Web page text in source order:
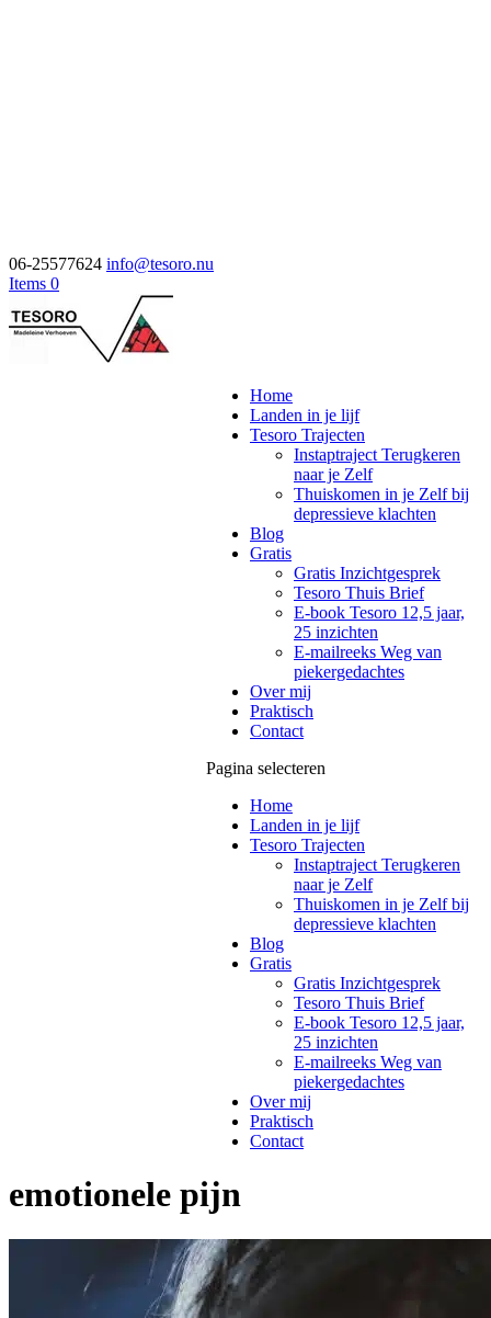
06-25577624 info@tesoro.nu
Items 0
Home
Landen in je lijf
Tesoro Trajecten
Instaptraject Terugkeren
naar je Zelf
Thuiskomen in je Zelf bij
depressieve klachten
Blog
Gratis
Gratis Inzichtgesprek
Tesoro Thuis Brief
E-book Tesoro 12,5 jaar,
25 inzichten
E-mailreeks Weg van
piekergedachtes
Over mij
Praktisch
Contact
Pagina selecteren
Home
Landen in je lijf
Tesoro Trajecten
Instaptraject Terugkeren
naar je Zelf
Thuiskomen in je Zelf bij
depressieve klachten
Blog
Gratis
Gratis Inzichtgesprek
Tesoro Thuis Brief
E-book Tesoro 12,5 jaar,
25 inzichten
E-mailreeks Weg van
piekergedachtes
Over mij
Praktisch
Contact
emotionele pijn